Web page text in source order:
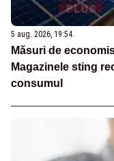
5 aug. 2026, 19:54
Măsuri de
Magazinele sting
consumul